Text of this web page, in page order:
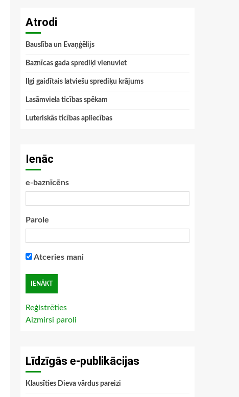
Atrodi
Bauslība un Evaņģēlijs
Baznīcas gada sprediķi vienuviet
Ilgi gaidītais latviešu sprediķu krājums
Lasāmviela ticības spēkam
Luteriskās ticības apliecības
Ienāc
e-baznīcēns
Parole
Atceries mani
Reģistrēties
Aizmirsi paroli
Līdzīgās e-publikācijas
Klausīties Dieva vārdus pareizi